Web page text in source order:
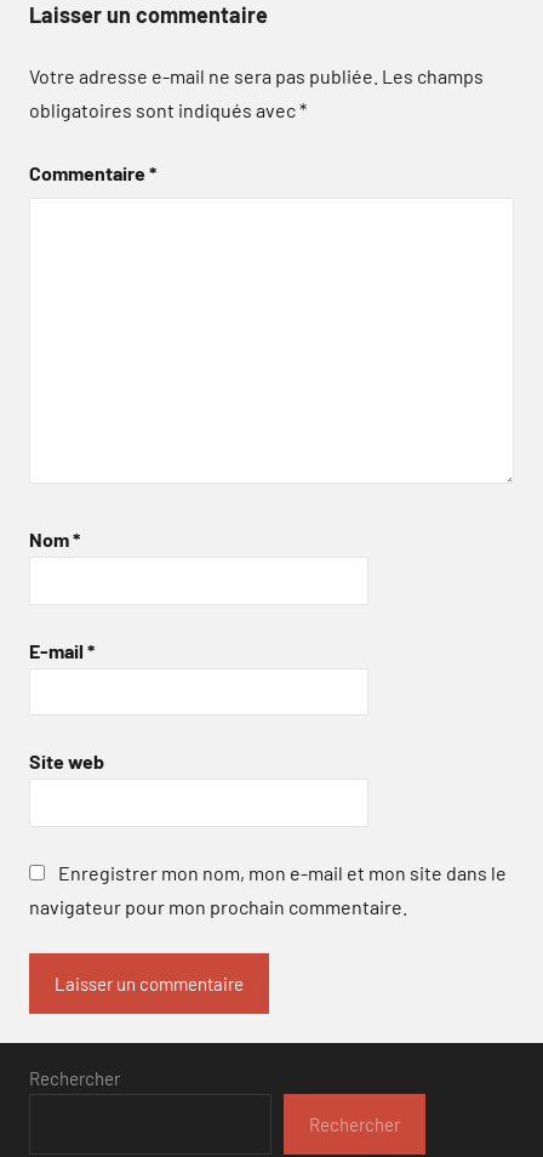
Laisser un commentaire
Votre adresse e-mail ne sera pas publiée. Les champs
obligatoires sont indiqués avec*
Commentaire*
Nom*
E-mail *
Site web
Enregistrer mon nom, mon e-mail et mon site dans le
navigateur pour mon prochain commentaire.
Rechercher
Rechercher